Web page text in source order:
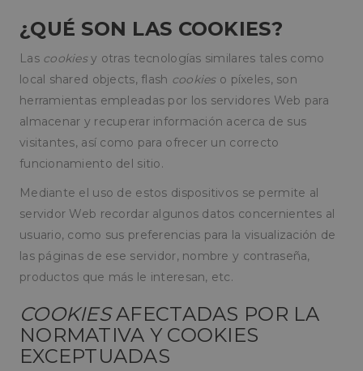
¿QUÉ SON LAS COOKIES?
Las cookiesy otras tecnologías similares tales como
local shared objects, flash cookieso píxeles, son
herramientas empleadas por los servidores Web para
almacenar y recuperar información acerca de sus
visitantes, así como para ofrecer un correcto
funcionamiento del sitio.
Mediante el uso de estos dispositivos se permite al
servidor Web recordar algunos datos concernientes al
usuario, como sus preferencias para la visualización de
las páginas de ese servidor, nombre y contraseña,
productos que más le interesan, etc.
COOKIESAFECTADAS POR LA
NORMATIVA Y COOKIES
EXCEPTUADAS